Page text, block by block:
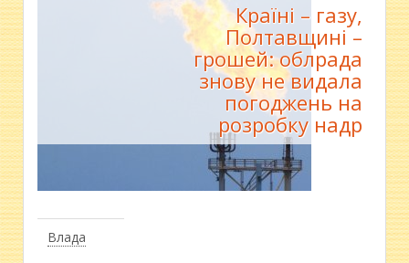
Влада
Країні – газу,
Полтавщині –
грошей: облрада
знову не видала
погоджень на
розробку надр